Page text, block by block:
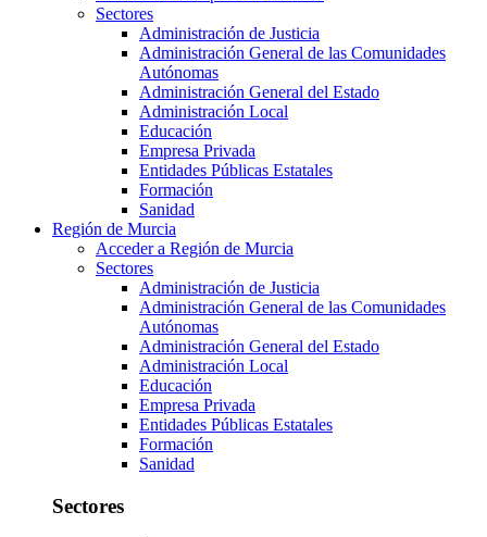
Sectores
Administración de Justicia
Administración General de las Comunidades
Autónomas
Administración General del Estado
Administración Local
Educación
Empresa Privada
Entidades Públicas Estatales
Formación
Sanidad
Región de Murcia
Acceder a Región de Murcia
Sectores
Administración de Justicia
Administración General de las Comunidades
Autónomas
Administración General del Estado
Administración Local
Educación
Empresa Privada
Entidades Públicas Estatales
Formación
Sanidad
Sectores